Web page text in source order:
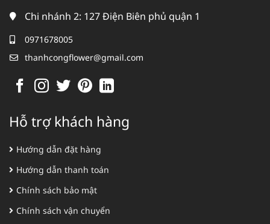
Chi nhánh 2: 127 Điện Biên phủ quận 1
0971678005
thanhcongflower@gmail.com
Hỗ trợ khách hàng
Hướng dẫn đặt hàng
Hướng dẫn thanh toán
Chính sách bảo mật
Chính sách vận chuyển